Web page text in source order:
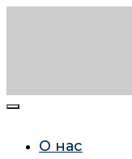
О нас